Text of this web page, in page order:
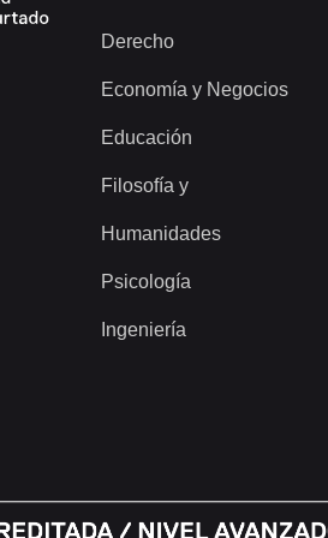
Derecho
Economía y Negocios
Educación
Filosofía y
Humanidades
Psicología
Ingeniería